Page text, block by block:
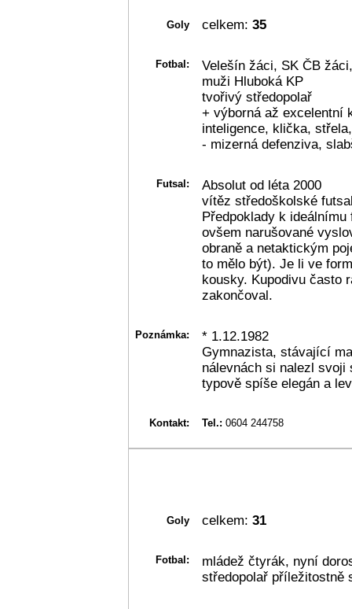
Goly celkem: 35
Fotbal:
Velešín žáci, SK ČB
muži Hluboká KP
tvořivý středopolař
+ výborná až excelentní
inteligence, klička,
- mizerná defenziva,
Futsal:
Absolut od léta 2000
vítěz středoškolské
Předpoklady k
ovšem narušované
obraně a netaktickým
to mělo být). Je li ve
kousky. Kupodivu často
zakončoval.
Poznámka:
* 1.12.1982
Gymnazista, stávající
nálevnách si nalezl svoji
typově spíše elegán a
Kontakt: Tel.: 0604 244758
Goly celkem: 31
Fotbal:
mládež čtyrák, nyní
středopolař příležitostně